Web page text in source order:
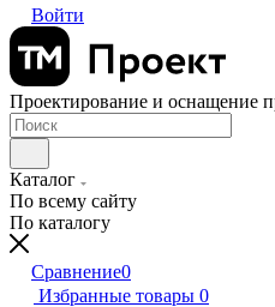
Войти
Проектирование и оснащение
Каталог
По всему сайту
По каталогу
Сравнение0
Избранные товары 0